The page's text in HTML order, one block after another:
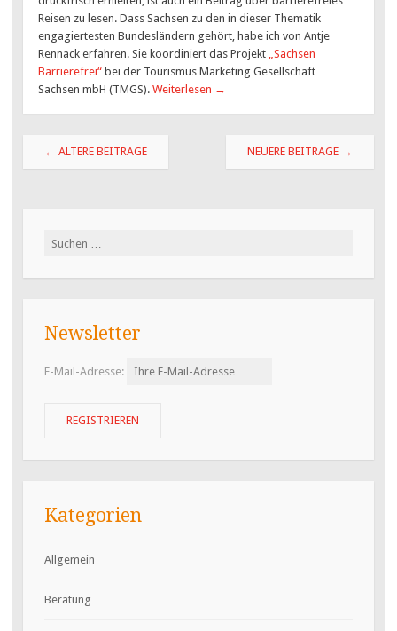
Reisen zu lesen. Dass Sachsen zu den in dieser Thematik
engagiertesten Bundesländern gehört, habe ich von Antje
Rennack erfahren. Sie koordiniert das Projekt „Sachsen
Barrierefrei“ bei der Tourismus Marketing Gesellschaft
Sachsen mbH (TMGS).Weiterlesen →
Beitragsnavigation
← ÄLTERE BEITRÄGE NEUERE BEITRÄGE →
Suchen
Newsletter
E-Mail-Adresse:
Kategorien
Allgemein
Beratung